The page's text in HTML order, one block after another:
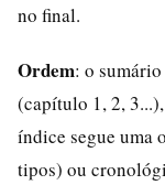
no final.
Ordem: o
(capítulo 1, 2,
índice segue uma
tipos) ou